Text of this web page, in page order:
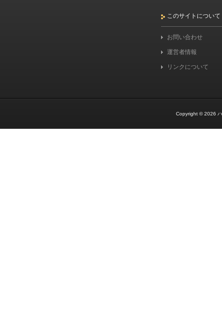
このサイトについて
お問い合わせ
運営者情報
リンクについて
Copyright © 2026